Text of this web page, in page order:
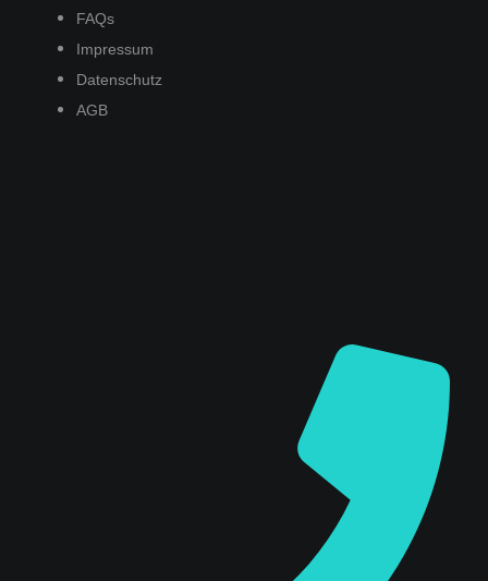
FAQs
Impressum
Datenschutz
AGB